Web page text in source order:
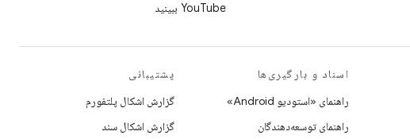
YouTube ببینید
اسناد و بارگیری‌ها
راهنمای «استودیو Android»
راهنمای توسعه‌دهندگان
پشتیبانی
گزارش اشکال پلتفورم
گزارش اشکال سند